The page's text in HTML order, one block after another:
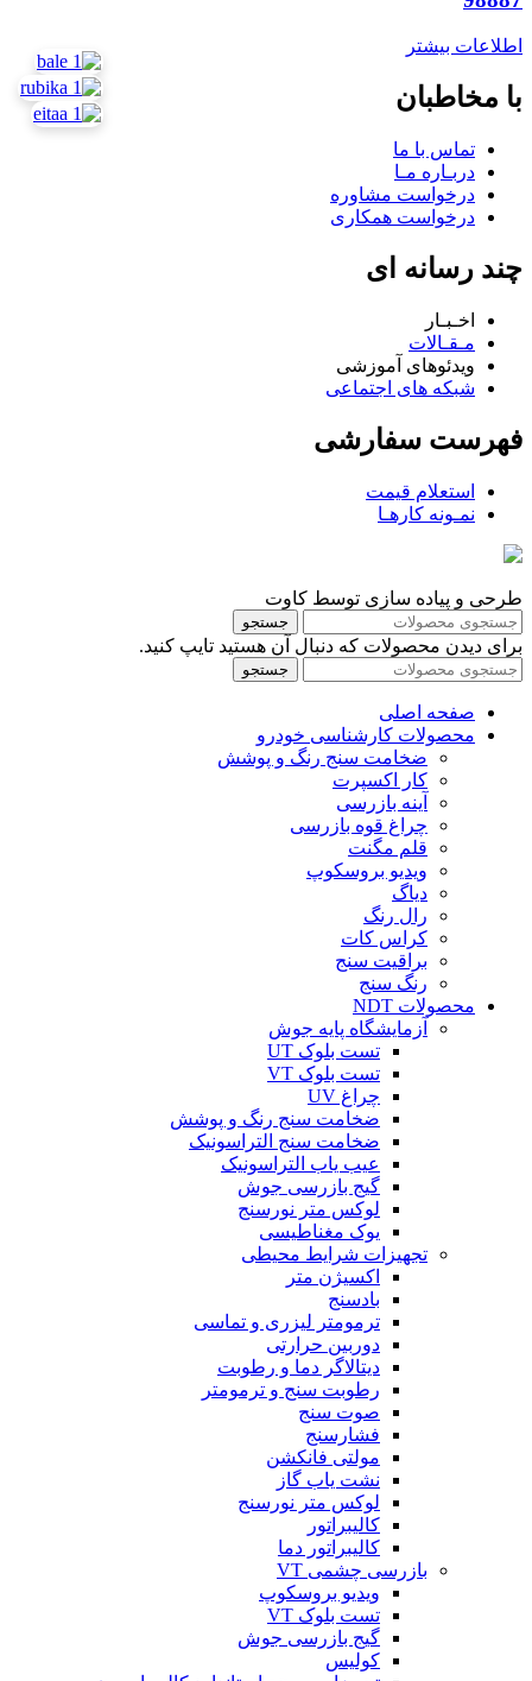
اطلاعات بیشتر
با مخاطبان
تماس با ما
دربـاره مـا
درخواست مشاوره
درخواست همکاری
چند رسانه ای
اخـبـار
مـقـالات
ویدئوهای آموزشی
شبکه های اجتماعی
فهرست سفارشی
استعلام قیمت
نمـونه کارهـا
طرحی و پیاده سازی توسط کاوت
جستجو
برای دیدن محصولات که دنبال آن هستید تایپ کنید.
جستجو
صفحه اصلی
محصولات کارشناسی خودرو
ضخامت سنج رنگ و پوشش
کار اکسپرت
آینه بازرسی
چراغ قوه بازرسی
قلم مگنت
ویدیو بروسکوپ
دیاگ
رال رنگ
کراس کات
براقیت سنج
رنگ سنج
محصولات NDT
آزمایشگاه پایه جوش
تست بلوک UT
تست بلوک VT
چراغ UV
ضخامت سنج رنگ و پوشش
ضخامت سنج التراسونیک
عیب یاب التراسونیک
گیج بازرسی جوش
لوکس متر نورسنج
یوک مغناطیسی
تجهیزات شرایط محیطی
اکسیژن متر
بادسنج
ترمومتر لیزری و تماسی
دوربین حرارتی
دیتالاگر دما و رطوبت
رطوبت سنج و ترمومتر
صوت سنج
فشارسنج
مولتی فانکشن
نشت یاب گاز
لوکس متر نورسنج
کالیبراتور
کالیبراتور دما
بازرسی چشمی VT
ویدیو بروسکوپ
تست بلوک VT
گیج بازرسی جوش
کولیس